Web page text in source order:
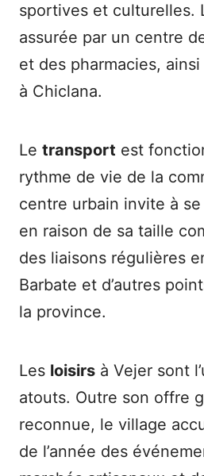
sportives et culturelles.
assurée par un centre
et des pharmacies,
à Chiclana.
Le transport est
rythme de vie de la
centre urbain invite à
en raison de sa taille
des liaisons régulières
Barbate et d’autres
la province.
Les loisirs à Vejer sont
atouts. Outre son offre
reconnue, le village
de l’année des